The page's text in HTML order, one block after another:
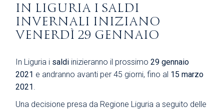
IN LIGURIA I SALDI
INVERNALI INIZIANO
VENERDÌ 29 GENNAIO
In Liguria i saldi inizieranno il prossimo29 gennaio
2021 e andranno avanti per 45 giorni, fino al 15 marzo
2021
Una decisione presa da Regione Liguria a seguito delle